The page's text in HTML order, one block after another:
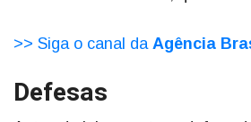
>> Siga o canal da Agência
Defesas